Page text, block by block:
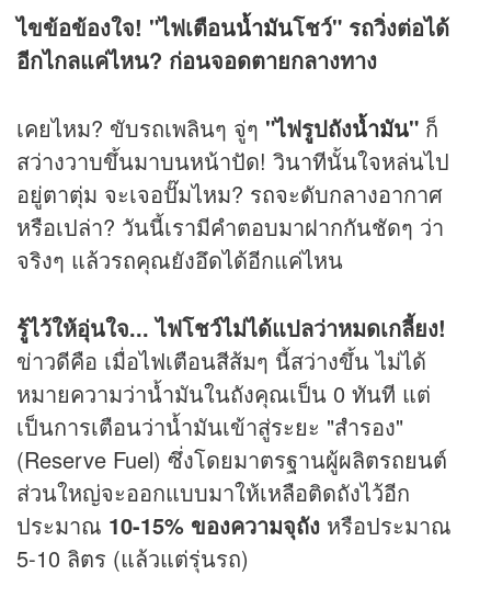
ไขข้อข้องใจ! "ไฟเตือนน้ำมันโชว์" รถวิ่งต่อได้
อีกไกลแค่ไหน? ก่อนจอดตายกลางทาง
เคยไหม? ขับรถเพลินๆ จู่ๆ "ไฟรูปถังน้ำมัน" ก็
สว่างวาบขึ้นมาบนหน้าปัด! วินาทีนั้นใจหล่นไป
อยู่ตาตุ่ม จะเจอปั๊มไหม? รถจะดับกลางอากาศ
หรือเปล่า? วันนี้เรามีคำตอบมาฝากกันชัดๆ ว่า
จริงๆ แล้วรถคุณยังอึดได้อีกแค่ไหน
รู้ไว้ให้อุ่นใจ... ไฟโชว์ไม่ได้แปลว่าหมดเกลี้ยง!
ข่าวดีคือ เมื่อไฟเตือนสีส้มๆ นี้สว่างขึ้น ไม่ได้
หมายความว่าน้ำมันในถังคุณเป็น 0 ทันที แต่
เป็นการเตือนว่าน้ำมันเข้าสู่ระยะ "สำรอง"
(Reserve Fuel) ซึ่งโดยมาตรฐานผู้ผลิตรถยนต์
ส่วนใหญ่จะออกแบบมาให้เหลือติดถังไว้อีก
ประมาณ 10-15% ของความจุถัง หรือประมาณ
5-10 ลิตร (แล้วแต่รุ่นรถ)